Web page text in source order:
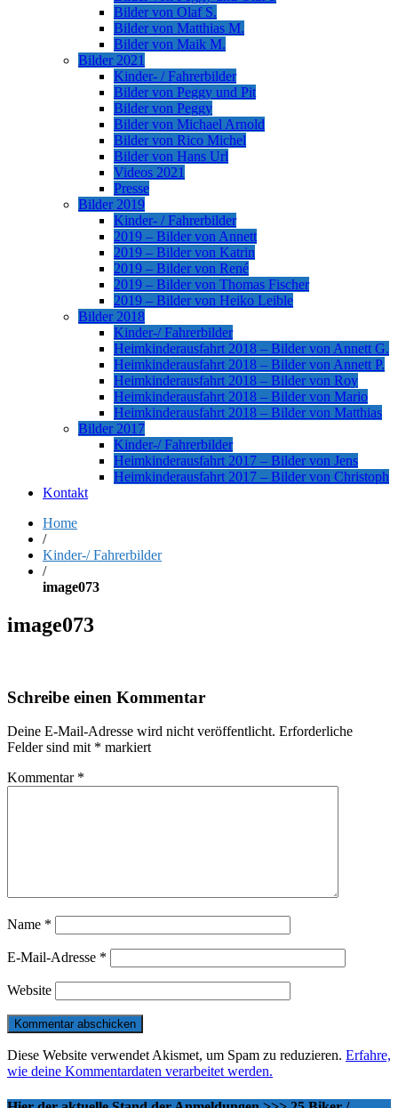
Bilder von Olaf S.
Bilder von Matthias M.
Bilder von Maik M.
Bilder 2021
Kinder- / Fahrerbilder
Bilder von Peggy und Pit
Bilder von Peggy
Bilder von Michael Arnold
Bilder von Rico Michel
Bilder von Hans Url
Videos 2021
Presse
Bilder 2019
Kinder- / Fahrerbilder
2019 – Bilder von Annett
2019 – Bilder von Katrin
2019 – Bilder von René
2019 – Bilder von Thomas Fischer
2019 – Bilder von Heiko Leible
Bilder 2018
Kinder-/ Fahrerbilder
Heimkinderausfahrt 2018 – Bilder von Annett G.
Heimkinderausfahrt 2018 – Bilder von Annett P.
Heimkinderausfahrt 2018 – Bilder von Roy
Heimkinderausfahrt 2018 – Bilder von Mario
Heimkinderausfahrt 2018 – Bilder von Matthias
Bilder 2017
Kinder-/ Fahrerbilder
Heimkinderausfahrt 2017 – Bilder von Jens
Heimkinderausfahrt 2017 – Bilder von Christoph
Kontakt
Home
/
Kinder-/ Fahrerbilder
/
image073
image073
Schreibe einen Kommentar
Deine E-Mail-Adresse wird nicht veröffentlicht. Erforderliche
Felder sind mit * markiert
Kommentar *
Name *
E-Mail-Adresse *
Website
Diese Website verwendet Akismet, um Spam zu reduzieren. Erfahre,
wie deine Kommentardaten verarbeitet werden.